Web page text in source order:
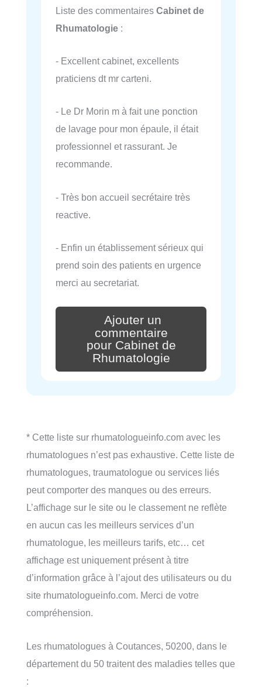
Liste des commentaires Cabinet de
Rhumatologie :
- Excellent cabinet, excellents
praticiens dt mr carteni.
- Le Dr Morin m à fait une ponction
de lavage pour mon épaule, il était
professionnel et rassurant. Je
recommande.
- Très bon accueil secrétaire très
reactive.
- Enfin un établissement sérieux qui
prend soin des patients en urgence
merci au secretariat.
Ajouter un
commentaire
pour Cabinet de
Rhumatologie
* Cette liste sur rhumatologueinfo.com avec les
rhumatologues n’est pas exhaustive. Cette liste de
rhumatologues, traumatologue ou services liés
peut comporter des manques ou des erreurs.
L’affichage sur le site ou le classement ne reflète
en aucun cas les meilleurs services d’un
rhumatologue, les meilleurs tarifs, etc… cet
affichage est uniquement présent à titre
d’information grâce à l’ajout des utilisateurs ou du
site rhumatologueinfo.com. Merci de votre
compréhension.
Les rhumatologues à Coutances, 50200, dans le
département du 50 traitent des maladies telles que
: